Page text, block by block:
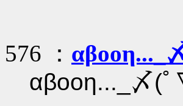
576 ： αβοοη..._
αβοοη..._〆(